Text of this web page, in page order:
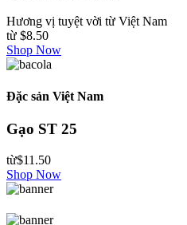
Hương vị tuyệt vời từ Việt Nam
từ $8.50
Shop Now
Đặc sản Việt Nam
Gạo ST 25
từ$11.50
Shop Now